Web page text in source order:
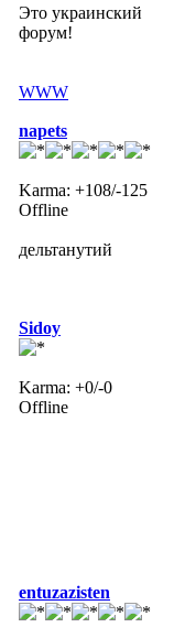
Это украинский
форум!
WWW
napets
Karma: +108/-125
Offline
дельтанутий
Sidoy
Karma: +0/-0
Offline
entuzazisten